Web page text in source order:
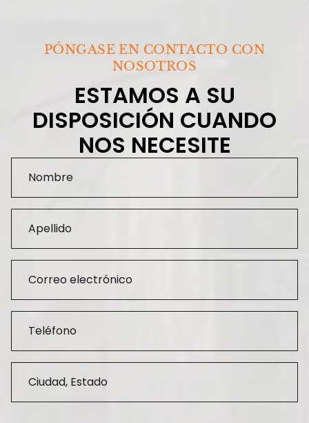
PÓNGASE EN CONTACTO CON
NOSOTROS
ESTAMOS A SU
DISPOSICIÓN CUANDO
NOS NECESITE